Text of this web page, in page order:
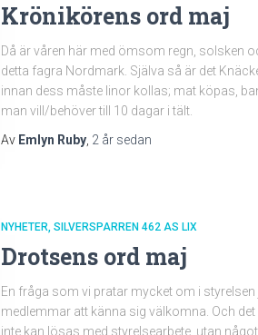
Krönikörens ord maj
Då är våren här med ömsom regn, solsken
detta fagra Nordmark. Själva så är det
innan dess måste linor kollas; mat köpas,
man vill/behöver till 10 dagar i tält.
Av Emlyn Ruby 2 år sedan
NYHETER SILVERSPARREN 462 AS LIX
Drotsens ord maj
En fråga som vi pratar mycket om i
medlemmar att känna sig välkomna. Och
inte kan lösas med styrelsearbete, utan